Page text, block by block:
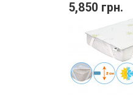
5,850 грн.